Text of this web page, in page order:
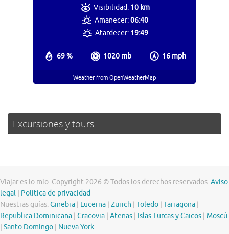
69 % 1020 mb 16 mph
Visibilidad: 10 km
Amanecer:06:40
Atardecer: 19:49
Weather from OpenWeatherMap
Excursiones y tours
Viajar es lo mío. Copyright 2026 © Todos los derechos reservados.Aviso
legal
Política de privacidad
Nuestras guías:Ginebra Lucerna Zurich Toledo Tarragona
Republica Dominicana Cracovia Atenas Islas Turcas y Caicos
Moscú
Santo Domingo Nueva York